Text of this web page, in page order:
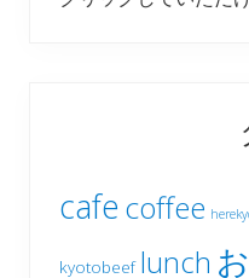
cafe coffee
kyotobeef lunch